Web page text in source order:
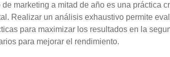
marketing a mitad de año es una práctica
Realizar un análisis exhaustivo permite
para maximizar los resultados en la
para mejorar el rendimiento.